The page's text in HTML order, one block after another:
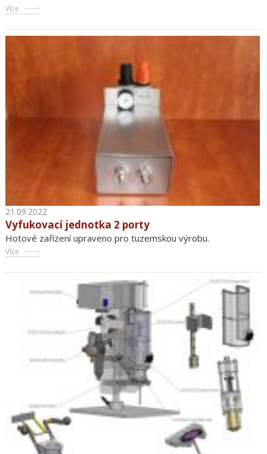
Více
21.09.2022
Vyfukovací jednotka 2 porty
Hotové zařízení upraveno pro tuzemskou výrobu.
Více